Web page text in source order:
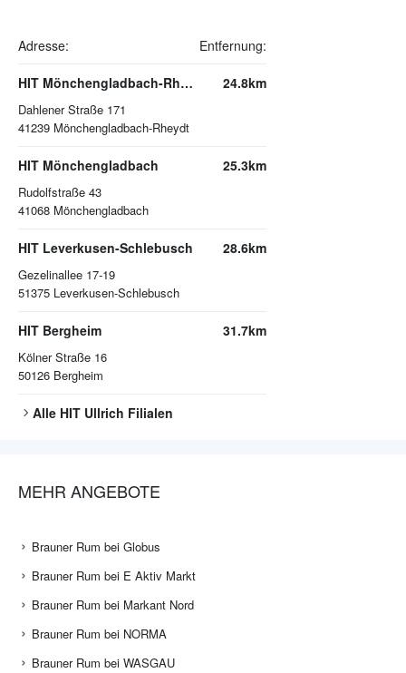
Adresse: Entfernung:
HIT Mönchengladbach-Rheydt
Dahlener Straße 171
41239 Mönchengladbach-Rheydt
24.8km
HIT Mönchengladbach
Rudolfstraße 43
41068 Mönchengladbach
25.3km
HIT Leverkusen-Schlebusch
Gezelinallee 17-19
51375 Leverkusen-Schlebusch
28.6km
HIT Bergheim
Kölner Straße 16
50126 Bergheim
31.7km
Alle HIT Ullrich Filialen
MEHR ANGEBOTE
Brauner Rum bei Globus
Brauner Rum bei E Aktiv Markt
Brauner Rum bei Markant Nord
Brauner Rum bei NORMA
Brauner Rum bei WASGAU